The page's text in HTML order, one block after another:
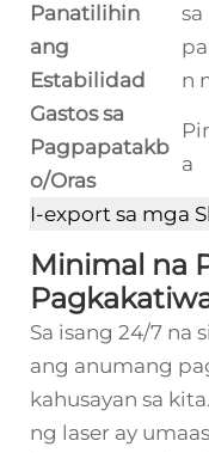
Panatilihin
ang
Estabilidad
sa
n
Gastos sa
Pagpapatakb
o/Oras
a
I-export sa mga
Minimal na
Sa isang 24/7 na
ang anumang
kahusayan sa
ng laser ay